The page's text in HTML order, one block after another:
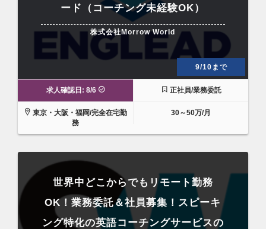
ード（コーチング未経験OK）
株式会社Morrow World
9/10まで
求人確認日: 8/6 正社員/業務委託
東京・大阪・福岡/完全在宅勤
務
30～50万/月
世界中どこからでもリモート勤務
OK！業務委託＆社員募集！スピーキ
ング特化の英語コーチングサービスの